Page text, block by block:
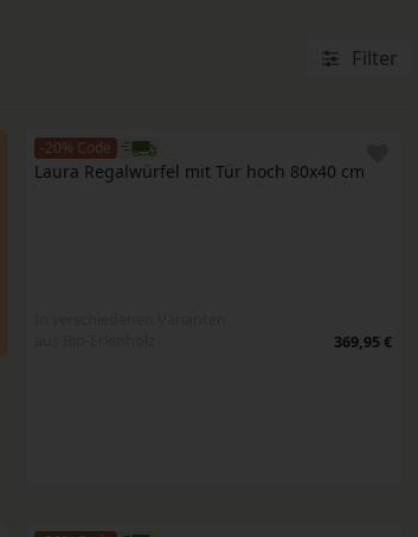
Filter
-20% Code
Laura Regalwürfel mit Tür hoch 80x40 cm
369,95 €